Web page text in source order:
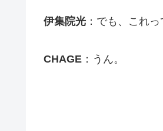
伊集院光 ：でも、これ
CHAGE ：うん。